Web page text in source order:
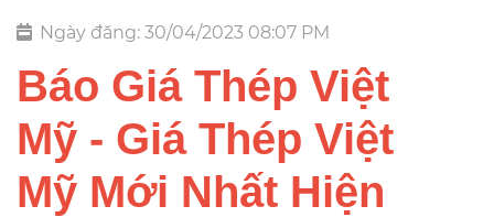
Ngày đăng: 30/04/2023 08:07 PM
Báo Giá Thép Việt
Mỹ - Giá Thép Việt
Mỹ Mới Nhất Hiện